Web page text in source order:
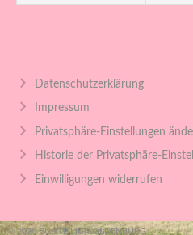
Datenschutzerklärung
Impressum
Privatsphäre-Einstellungen
Historie der Privatsphäre-
Einwilligungen widerrufen
© 2026 BUNTE LIGA OLDENBURG